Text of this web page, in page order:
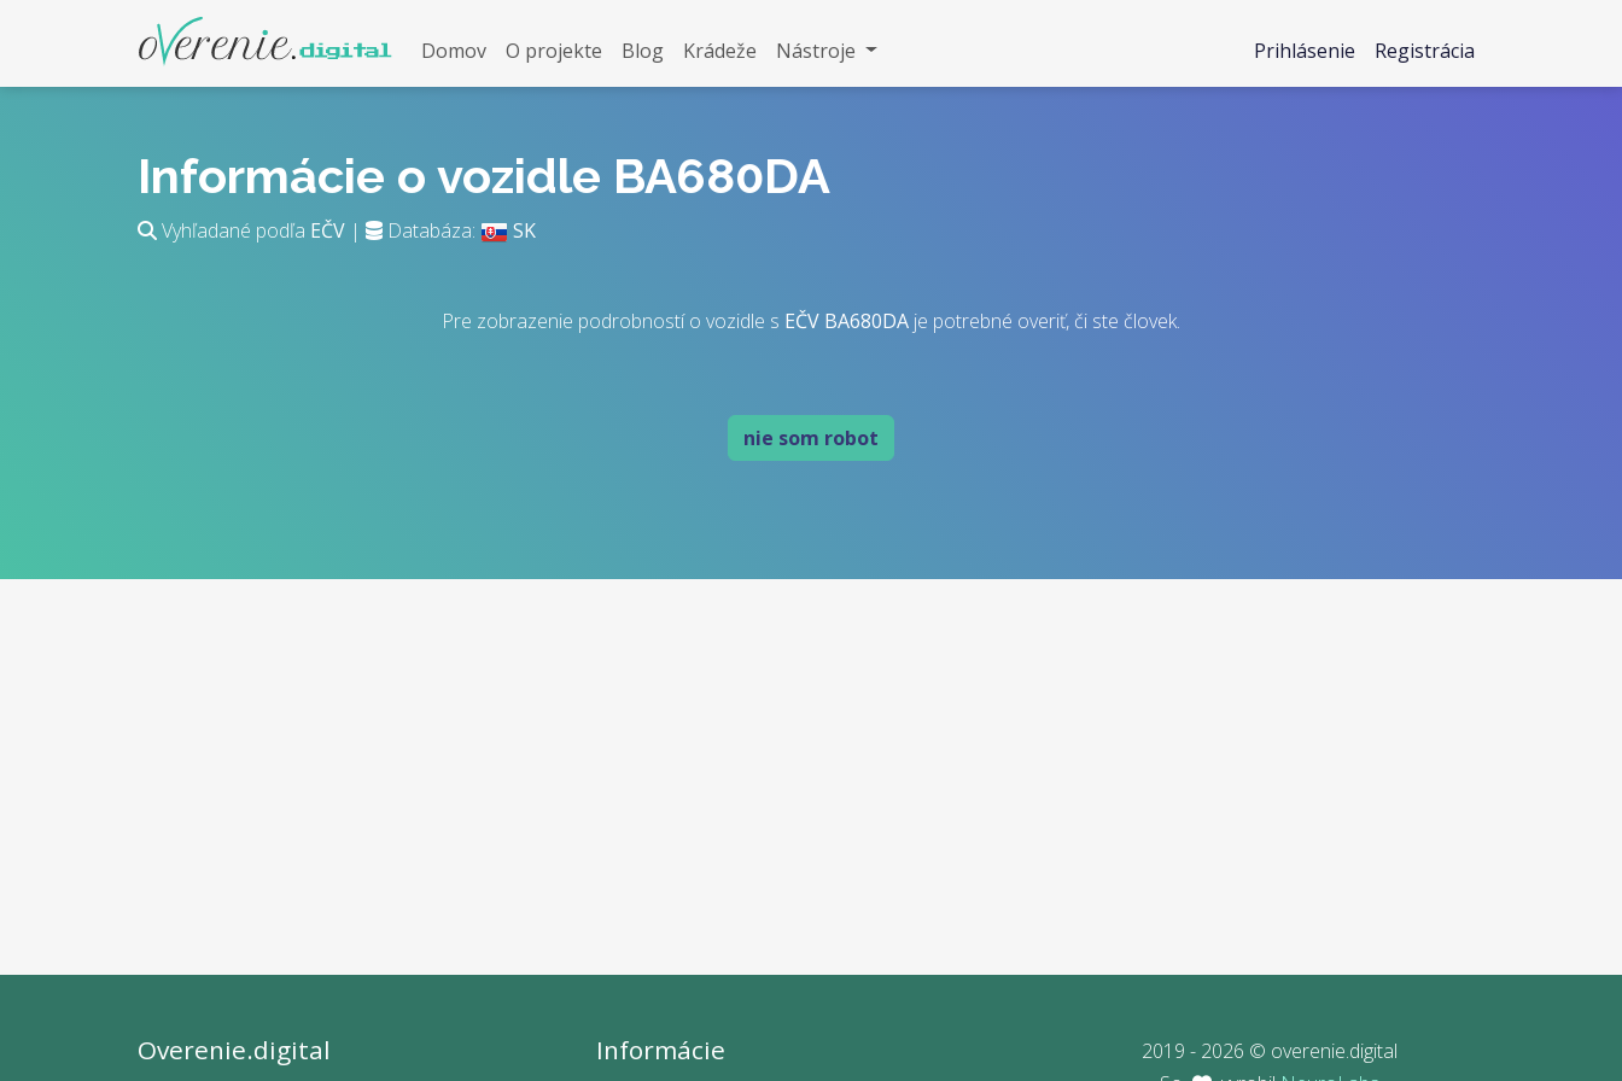
Domov O projekte Blog Krádeže Nástroje Prihlásenie Registrácia
Informácie o vozidle BA680DA
Vyhľadané podľa EČV | Databáza: SK
Pre zobrazenie podrobností o vozidle s EČV BA680DA je potrebné overiť, či ste človek.
nie som robot
Overenie.digital Informácie
2019 - 2026 © overenie.digital